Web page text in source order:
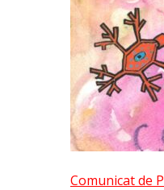
Comunicat de